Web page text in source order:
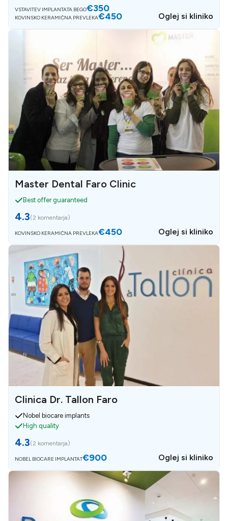
VSTAVITEV IMPLANTATA BEGO€350
KOVINSKO KERAMIČNA PREVLEKA€450 Oglej si kliniko
Master Dental Faro Clinic
Best offer guaranteed
4.3(2 komentarja)
KOVINSKO KERAMIČNA PREVLEKA€450 Oglej si kliniko
Clinica Dr. Tallon Faro
Nobel biocare implants
High quality
4.3(2 komentarja)
NOBEL BIOCARE IMPLANTAT€900 Oglej si kliniko